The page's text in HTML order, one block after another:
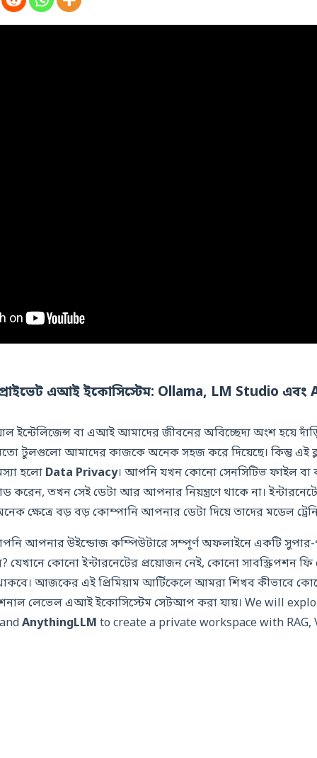
এআই ইকোসিস্টেম: Ollama, LM Studio
ইন্টেলিজেন্স বা এআই আমাদের জীবনের অবিচ্ছেদ্য অংশ হয়ে
টুলগুলো আমাদের কাজকে অনেক সহজ করে দিয়েছে। কিন্তু এই
হলো Data Privacy। আপনি যখন কোনো সেনসিটিভ ফাইল বা
তখন সেই ডেটা আর আপনার নিয়ন্ত্রণে থাকে না।
ক্ষেত্রে বড় বড় কোম্পানি আপনার ডেটা দিয়ে তাদের মডেল
আপনার উইন্ডোজ কম্পিউটারে সম্পূর্ণ অফলাইনে একটি
যেখানে কোনো ইন্টারনেটের প্রয়োজন নেই, কোনো সাবস্ক্রিপশন
আজকের এই প্রিমিয়াম আর্টিকেলে আমরা শিখব কীভাবে
লেভেল এআই ইকোসিস্টেম সেটআপ করা যায়। We will
AnythingLLM to create a private workspace with RAG,